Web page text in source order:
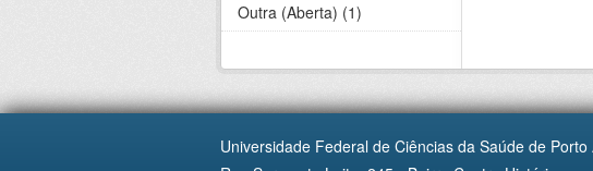
Outra (Aberta) (1)
Universidade Federal de Ciências da Saúde de Porto